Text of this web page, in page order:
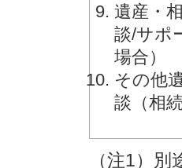
遺産・
談/サポ
場合）
その他
談（相
（注1）